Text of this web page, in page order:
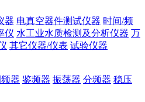
器 电真空器件测试仪器 时间/频
仪 水工业水质检测及分析仪器 万
其它仪器/仪表 试验仪器
器 鉴频器 振荡器 分频器 稳压